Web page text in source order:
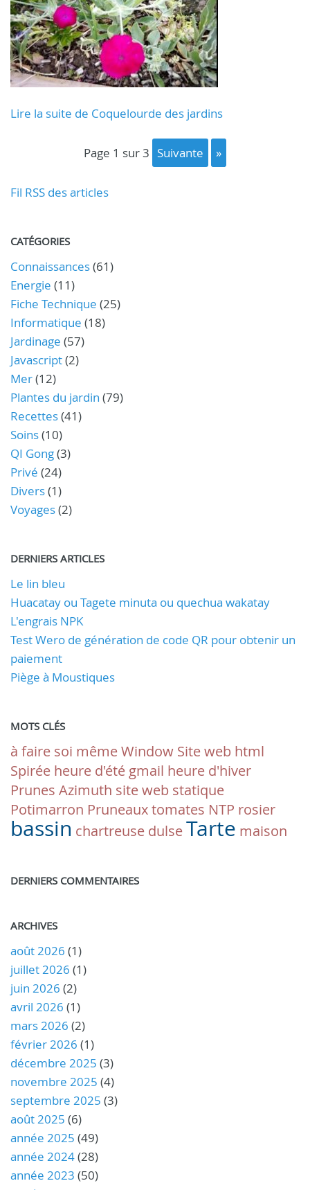
Lire la suite de Coquelourde des jardins
page 1 sur 3 suivante »
Fil RSS des articles
CATÉGORIES
Connaissances(61)
Energie (11)
Fiche Technique (25)
Informatique (18)
Jardinage (57)
Javascript(2)
Mer(12)
Plantes du jardin (79)
Recettes(41)
Soins(10)
QI Gong(3)
Privé (24)
Divers(1)
Voyages(2)
DERNIERS ARTICLES
Le lin bleu
Huacatay ou Tagete minuta ou quechua wakatay
L'engrais NPK
Test Wero de génération de code QR pour obtenir un
paiement
Piège à Moustiques
MOTS CLÉS
à faire soi mêmeWindow Site web html
Spirée heure d'été gmail heure d'hiver
Prunes Azimuth site web statique
Potimarron Pruneauxtomates NTP rosier
bassin chartreuse dulseTarte maison
DERNIERS COMMENTAIRES
ARCHIVES
août 2026 (1)
juillet 2026 (1)
juin 2026 (2)
avril 2026 (1)
mars 2026 (2)
février 2026 (1)
décembre 2025 (3)
novembre 2025 (4)
septembre 2025 (3)
août 2025 (6)
année 2025 (49)
année 2024(28)
année 2023 (50)